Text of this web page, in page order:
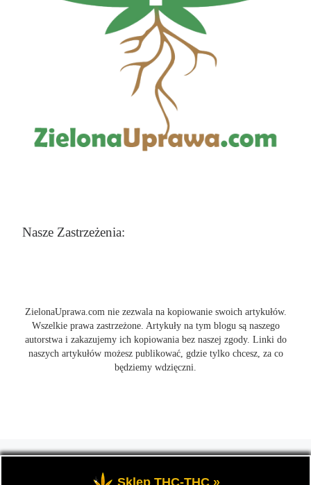
Nasze Zastrzeżenia:
ZielonaUprawa.com nie zezwala na kopiowanie swoich artykułów.
Wszelkie prawa zastrzeżone. Artykuły na tym blogu są naszego
autorstwa i zakazujemy ich kopiowania bez naszej zgody. Linki do
naszych artykułów możesz publikować, gdzie tylko chcesz, za co
będziemy wdzięczni.
wszystko o uprawie i hodowli marihunay, roślin konopi indoor
Sklep THC-THC »